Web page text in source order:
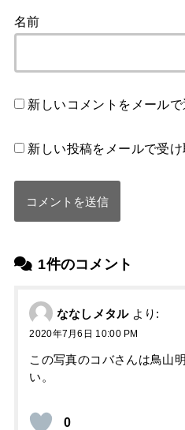
1件のコメント
ななしメタル より:
2020年7月6日 10:00 PM
この写真のコバさんは鳥山
い。
0
名前
新しいコメントをメールで
新しい投稿をメールで受け